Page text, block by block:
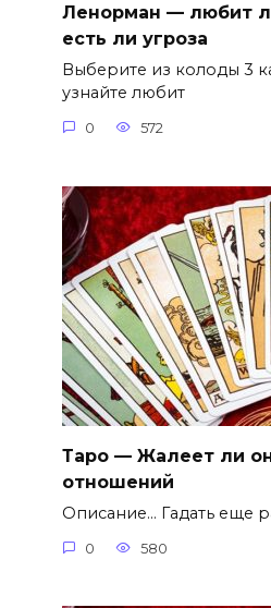
Ленорман — любит
есть ли угроза
Выберите из колоды 3
узнайте любит
0 572
Таро — Жалеет ли
отношений
Описание… Гадать еще
0 580